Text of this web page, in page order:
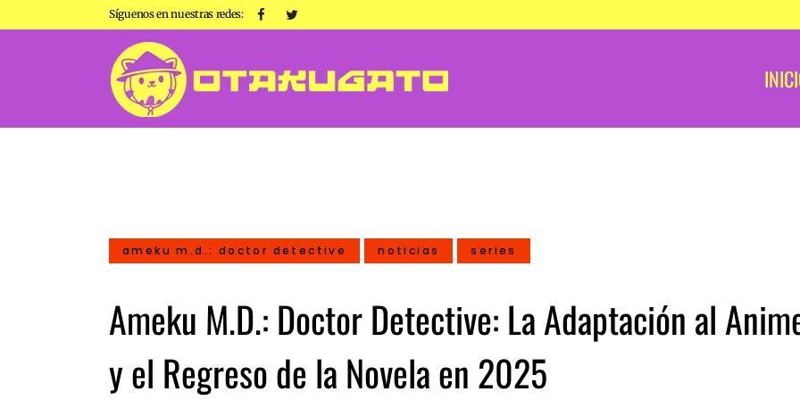
Síguenos en nuestras redes:
ameku m.d.: doctor detective noticias series
Ameku M.D.: Doctor Detective: La Adaptación al
y el Regreso de la Novela en 2025